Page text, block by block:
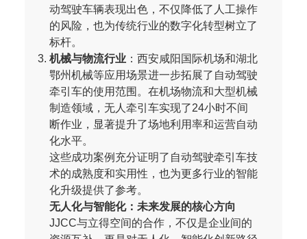
动驾驶车辆表现出色，不仅降低了人工操作
的风险，也为传统行业的数字化转型树立了
标杆。
机械与物流行业：西安咸阳国际机场和湖北
鄂州机械等应用场景进一步拓展了自动驾驶
牵引车的使用范围。在机场物流和大型机械
制造领域，无人牵引车实现了24小时不间
断作业，显著提升了场地利用率和运营自动
化水平。
这些成功案例充分证明了自动驾驶牵引车技
术的成熟度和实用性，也为更多行业的智能
化升级提供了参考。
无人化与智能化：未来发展的核心方向
JJCC与立得空间的合作，不仅是企业间的